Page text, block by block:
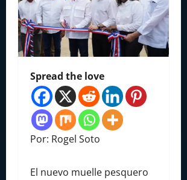
Spread the love
Por: Rogel Soto
El nuevo muelle pesquero